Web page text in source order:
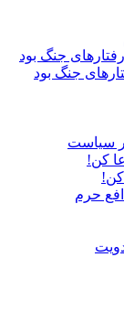
جنگ بود
سیاست
کن!
حرم